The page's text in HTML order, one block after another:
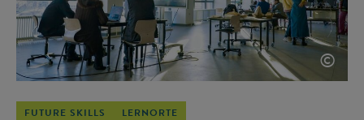
©
FUTURE SKILLS LERNORTE